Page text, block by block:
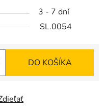
3 - 7 dní
SL.0054
DO KOŠÍKA